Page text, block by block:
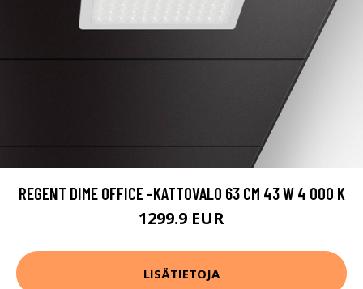
REGENT DIME OFFICE -KATTOVALO 63 CM 43 W 4 000 K
1299.9 EUR
LISÄTIETOJA